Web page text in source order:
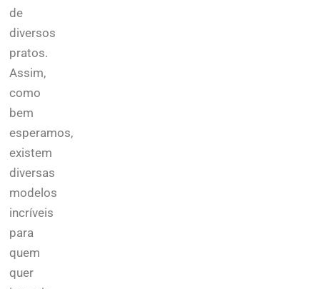
de
diversos
pratos.
Assim,
como
bem
esperamos,
existem
diversas
modelos
incríveis
para
quem
quer